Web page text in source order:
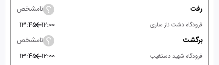
رفت
نامشخص
فرودگاه دشت ناز ساری 12:00
13:45
برگشت
نامشخص
فرودگاه شهید دستغیب 12:00
13:45